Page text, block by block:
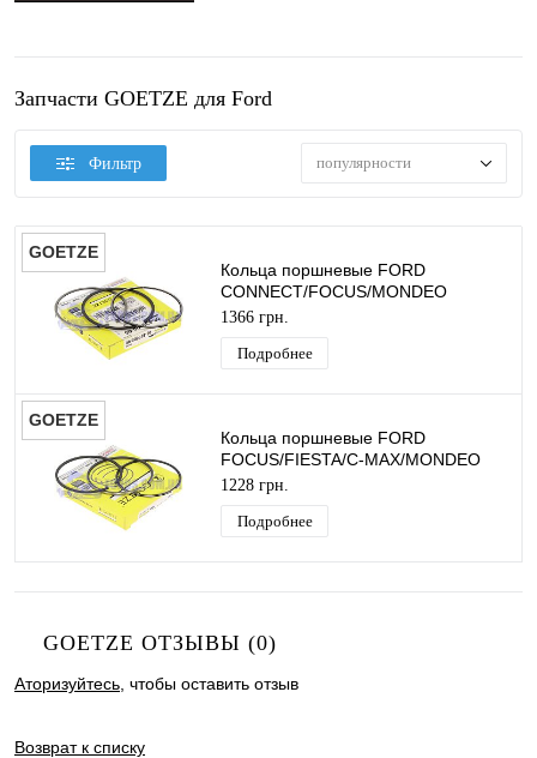
Запчасти GOETZE для Ford
Фильтр популярности
GOETZE
Кольца поршневые FORD
CONNECT/FOCUS/MONDEO
(1.8TDCI Ø82.50 1.75X2.0X2.0 1ШТ)
GOETZE
1366 грн.
Подробнее
GOETZE
Кольца поршневые FORD
FOCUS/FIESTA/C-MAX/MONDEO
2011-2015 (1.6TDCI 95PS/115PS
2.5/1.95/2 Ø75) GOETZE
1228 грн.
Подробнее
GOETZE ОТЗЫВЫ (0)
Аторизуйтесь , чтобы оставить отзыв
Возврат к списку